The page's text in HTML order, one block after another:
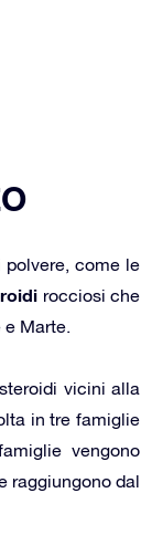
come le
rocciosi che
Marte.
vicini alla
in tre famiglie
vengono
raggiungono dal